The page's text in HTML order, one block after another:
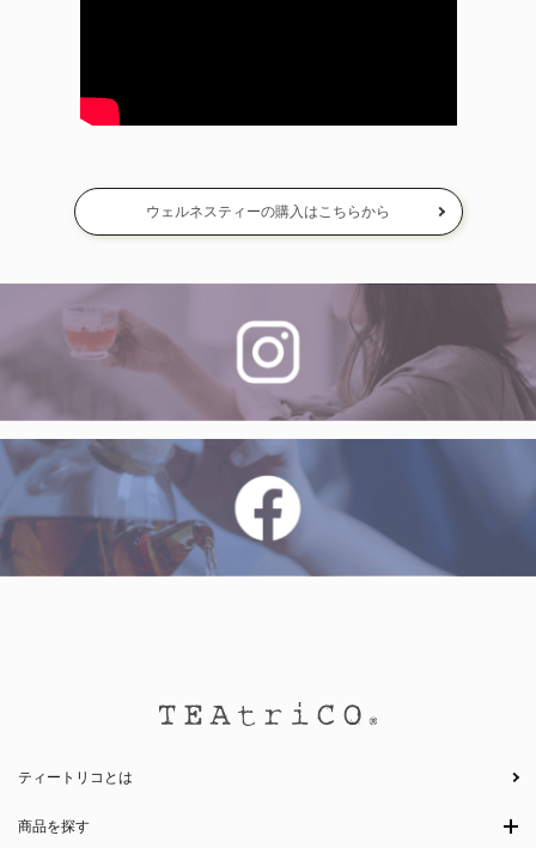
ウェルネスティーの購入はこちらから
ティートリコとは
商品を探す